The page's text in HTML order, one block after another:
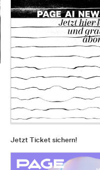
Jetzt Ticket sichern!